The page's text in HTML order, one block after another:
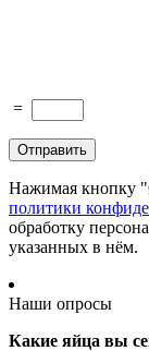
=
Нажимая кнопку
политики
обработку
указанных в нём.
Наши опросы
Какие яйца вы